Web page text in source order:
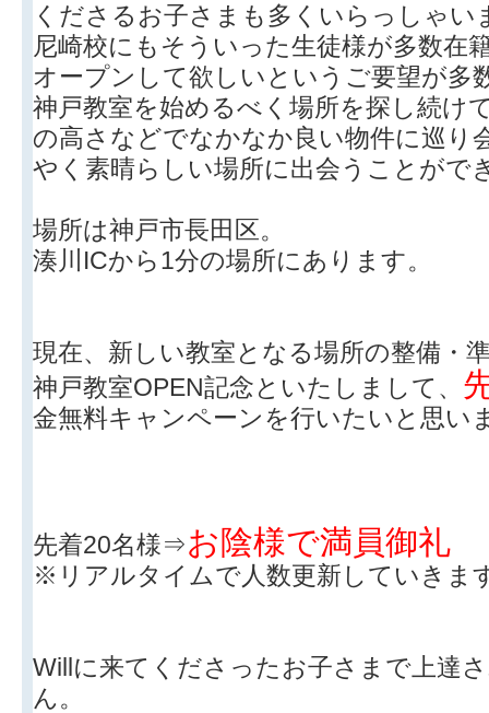
くださるお子さまも多くいらっしゃい
尼崎校にもそういった生徒様が多数在
オープンして欲しいというご要望が多
神戸教室を始めるべく場所を探し続け
の高さなどでなかなか良い物件に巡り
やく素晴らしい場所に出会うことがで
場所は神戸市長田区。
湊川ICから1分の場所にあります。
現在、新しい教室となる場所の整備・
神戸教室OPEN記念といたしまして、
金無料キャンペーンを行いたいと思い
先着20名様⇒お陰様で満員御礼
※リアルタイムで人数更新していきま
Willに来てくださったお子さまで上達
ん。